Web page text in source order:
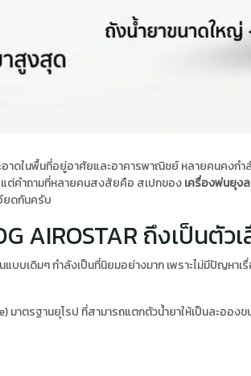
ดในพื้นที่อยู่อาศัยและอาคารพาณิชย์ หลายคนคงก
แต่คำถามที่หลายคนสงสัยคือ สเปกของเครื่องพ่นยุง
ยดกันครับ
AIROSTAR ถึงเป็น
บบเดิมๆ กำลังเป็นที่นิยมอย่างมาก เพราะไม่มีปัญหาเ
มาตรฐานยุโรป ที่สามารถแตกตัวน้ำยาให้เป็นละออง